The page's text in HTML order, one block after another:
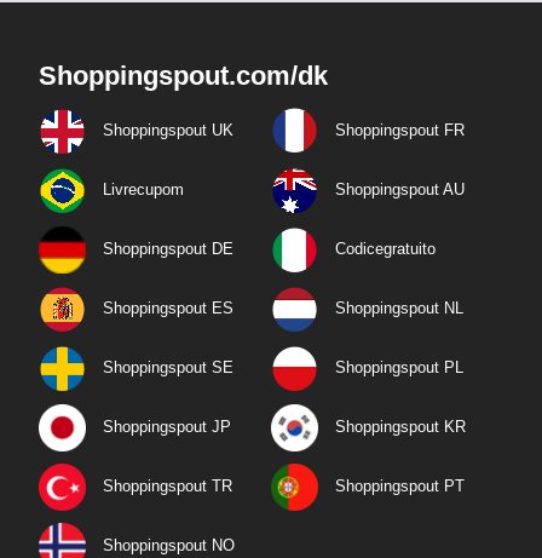
Shoppingspout.com/dk
Shoppingspout UK Shoppingspout FR
Livrecupom Shoppingspout AU
Shoppingspout DE Codicegratuito
Shoppingspout ES Shoppingspout NL
Shoppingspout SE Shoppingspout PL
Shoppingspout JP Shoppingspout KR
Shoppingspout TR Shoppingspout PT
Shoppingspout NO